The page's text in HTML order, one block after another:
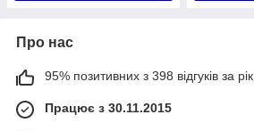
Про нас
95% позитивних з 398 відгуків за рік
Працює з 30.11.2015